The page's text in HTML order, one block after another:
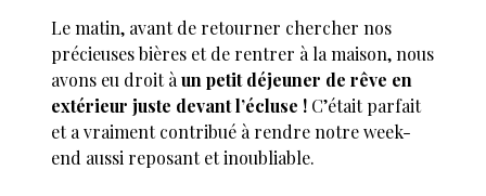
Le matin, avant de retourner chercher nos
précieuses bières et de rentrer à la maison, nous
avons eu droit àun petit déjeuner de rêve en
extérieur juste devant l’écluse ! C’était parfait
et a vraiment contribué à rendre notre week-
end aussi reposant et inoubliable.